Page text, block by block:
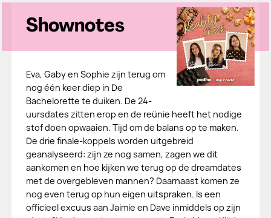
Shownotes
Eva, Gaby en Sophie zijn terug om
nog één keer diep in De
Bachelorette te duiken. De 24-
uursdates zitten erop en de reünie heeft het nodige
stof doen opwaaien. Tijd om de balans op te maken.
De drie finale-koppels worden uitgebreid
geanalyseerd: zijn ze nog samen, zagen we dit
aankomen en hoe kijken we terug op de dreamdates
met de overgebleven mannen? Daarnaast komen ze
nog even terug op hun eigen uitspraken. Is een
officieel excuus aan Jaimie en Dave inmiddels op zijn